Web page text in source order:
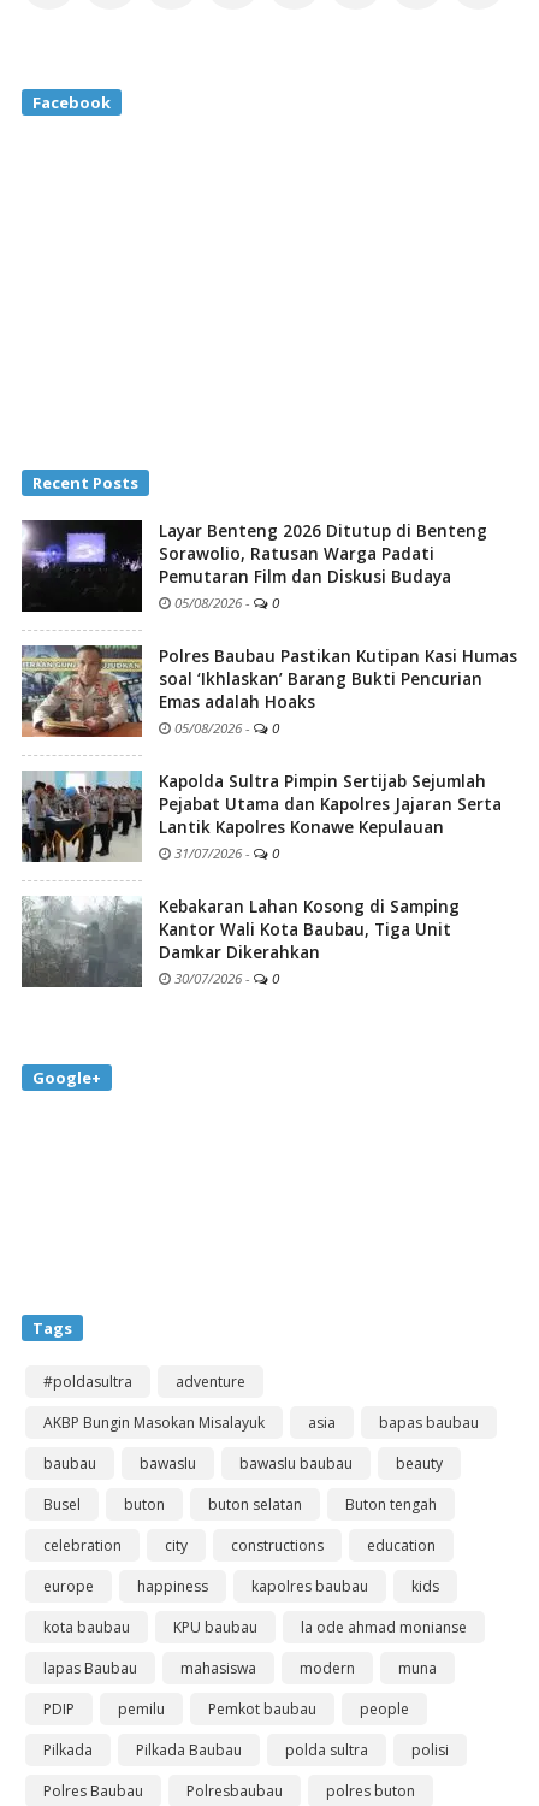
Facebook
Recent Posts
Layar Benteng 2026 Ditutup di Benteng
Sorawolio, Ratusan Warga Padati
Pemutaran Film dan Diskusi Budaya
05/08/2026 - 0
Polres Baubau Pastikan Kutipan Kasi Humas
soal ‘Ikhlaskan’ Barang Bukti Pencurian
Emas adalah Hoaks
05/08/2026 - 0
Kapolda Sultra Pimpin Sertijab Sejumlah
Pejabat Utama dan Kapolres Jajaran Serta
Lantik Kapolres Konawe Kepulauan
31/07/2026 - 0
Kebakaran Lahan Kosong di Samping
Kantor Wali Kota Baubau, Tiga Unit
Damkar Dikerahkan
30/07/2026 - 0
Google+
Tags
#poldasultra
adventure
AKBP Bungin Masokan Misalayuk
asia
bapas baubau
baubau
bawaslu bawaslu baubau
beauty
Busel
buton buton selatan
Buton tengah
celebration
city constructions
education
europe
happiness kapolres baubau
kids
kota baubau
KPU baubau
la ode ahmad monianse
lapas Baubau
mahasiswa modern
muna
PDIP
pemilu Pemkot baubau
people
Pilkada
Pilkada Baubau polda sultra
polisi
Polres Baubau
Polresbaubau
polres buton